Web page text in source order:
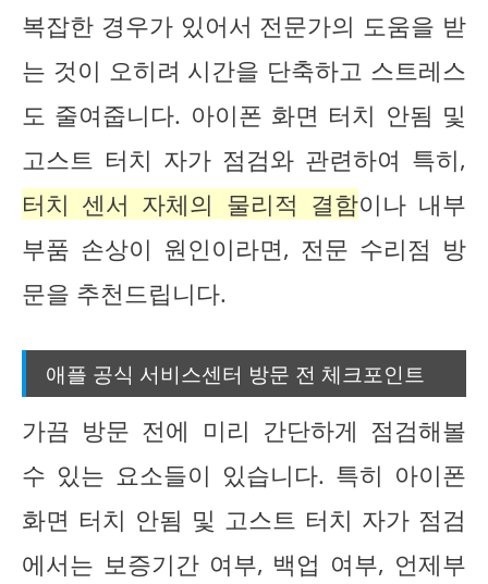
복잡한 경우가 있어서 전문가의 도움을 받
는 것이 오히려 시간을 단축하고 스트레스
도 줄여줍니다. 아이폰 화면 터치 안됨 및
고스트 터치 자가 점검와 관련하여 특히,
터치 센서 자체의 물리적 결함이나 내부
부품 손상이 원인이라면, 전문 수리점 방
문을 추천드립니다.
애플 공식 서비스센터 방문 전 체크포인트
가끔 방문 전에 미리 간단하게 점검해볼
수 있는 요소들이 있습니다. 특히 아이폰
화면 터치 안됨 및 고스트 터치 자가 점검
에서는 보증기간 여부, 백업 여부, 언제부